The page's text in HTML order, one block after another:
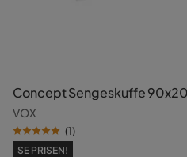
Concept Sengeskuffe
VOX
(1)
SE PRISEN!